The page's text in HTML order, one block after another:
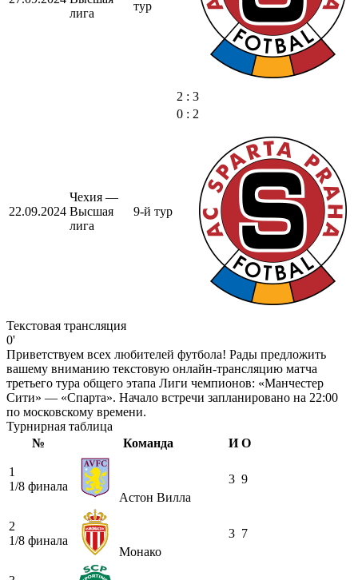
лига
тур
2 : 3
22.09.2024
Чехия —
Высшая
лига
9-й тур
0 : 2
Текстовая трансляция
0'
Приветствуем всех любителей футбола! Рады предложить
вашему вниманию текстовую онлайн-трансляцию матча
третьего тура общего этапа Лиги чемпионов: «Манчестер
Сити» — «Спарта». Начало встречи запланировано на 22:00
по московскому времени.
Турнирная таблица
№
Команда И О
1
1/8 финала
Астон Вилла
3 9
2
1/8 финала
Монако
3 7